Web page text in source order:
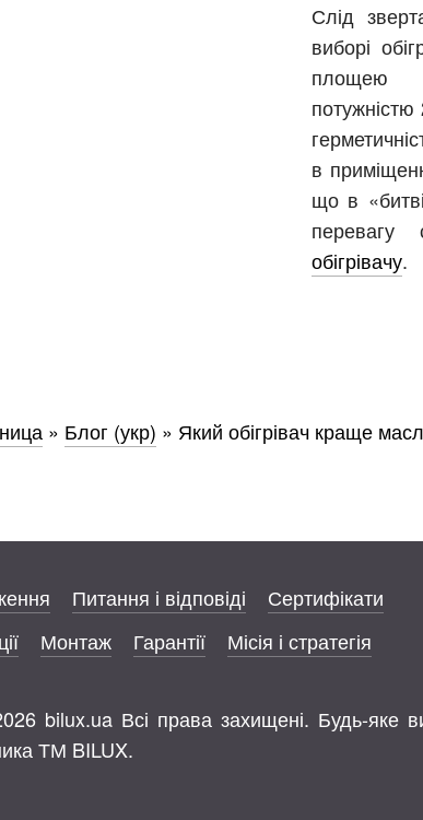
Слід
виборі
площею
потужністю
в
що в
перевагу
обігрівачу.
» Блог (укр) » Який обігрівач краще
Питання і відповіді
Сертифікати
Монтаж Гарантії Місія і стратегія
bilux.ua Всі права захищені. Будь-яке
ТМ BILUX.